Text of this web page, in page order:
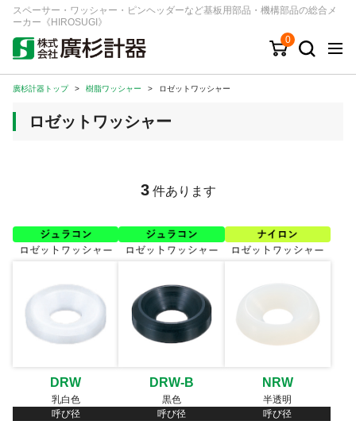
スペーサー・ワッシャー・ピンヘッダーなど基板用部品・機構部品の総合メ
ーカー《HIROSUGI》
0
キーワード 品番/シリーズ
商品カテゴリから探す
ログイン
ご利用ガイド
お問い合わせ窓口
会社情報
廣杉計器トップ > 樹脂ワッシャー > ロゼットワッシャー
ロゼットワッシャー
3 件あります
DRW
乳白色
呼び径
DRW-B
黒色
呼び径
NRW
半透明
呼び径